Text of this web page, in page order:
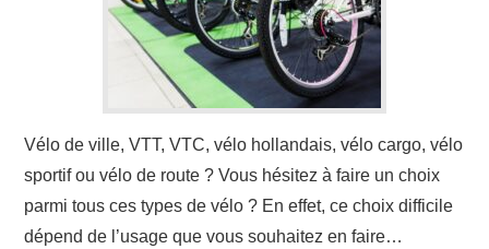
Vélo de ville, VTT, VTC, vélo hollandais, vélo cargo, vélo
sportif ou vélo de route ? Vous hésitez à faire un choix
parmi tous ces types de vélo ? En effet, ce choix difficile
dépend de l’usage que vous souhaitez en faire…